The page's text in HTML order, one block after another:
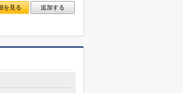
を見る 追加する